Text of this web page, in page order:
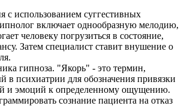
с использованием суггестивных
включает однообразную мелодию,
человеку погрузиться в состояние,
Затем специалист ставит внушение о
гипноза. "Якорь" - это термин,
в психиатрии для обозначения привязки
и эмоций к определенному ощущению.
сознание пациента на отказ